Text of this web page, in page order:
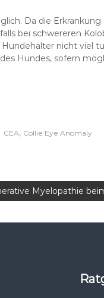
Da die
bei schwereren
nicht viel
Hundes, sofern
CEA, Collie Eye Anomaly
Myelopathie